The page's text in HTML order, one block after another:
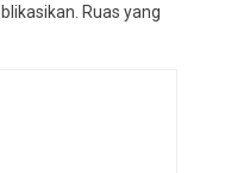
Ruas yang